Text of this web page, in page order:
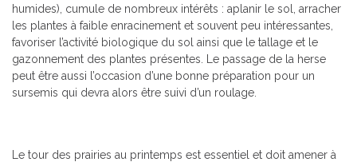
humides), cumule de nombreux intérêts : aplanir le sol, arracher
les plantes à faible enracinement et souvent peu intéressantes,
favoriser l’activité biologique du sol ainsi que le tallage et le
gazonnement des plantes présentes. Le passage de la herse
peut être aussi l’occasion d’une bonne préparation pour un
sursemis qui devra alors être suivi d’un roulage.
Le tour des prairies au printemps est essentiel et doit amener à